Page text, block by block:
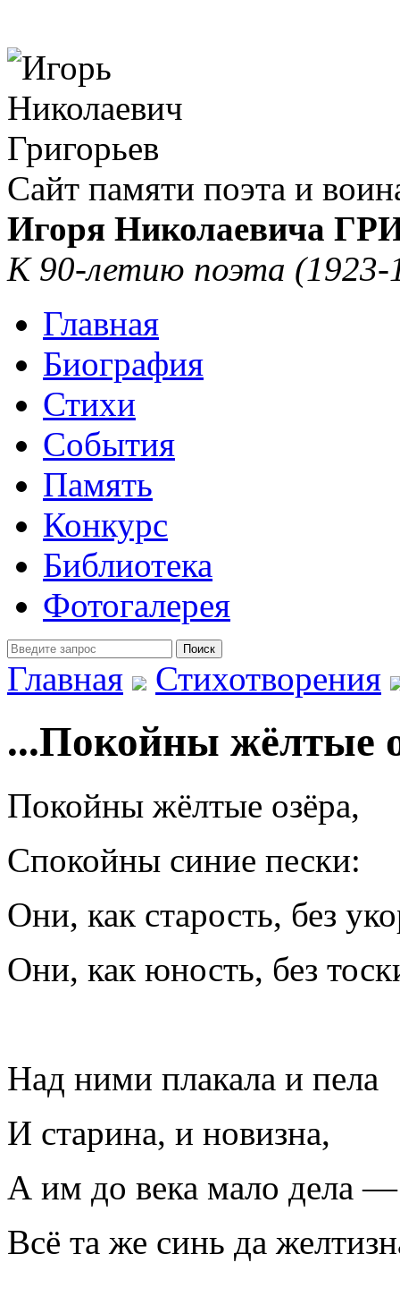
Сайт памяти поэта и
Игоря Николаевича
К 90-летию поэта (1923-
Главная
Биография
Стихи
События
Память
Конкурс
Библиотека
Фотогалерея
Главная
Стихотворения
...Покойны жёлтые
Покойны жёлтые озёра,
Спокойны синие пески:
Они, как старость, без
Они, как юность, без
Над ними плакала и пела
И старина, и новизна,
А им до века мало дела —
Всё та же синь да